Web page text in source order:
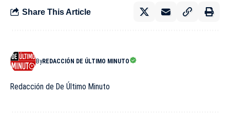
Share This Article
ByREDACCIÓN DE ÚLTIMO MINUTO
Redacción de De Último Minuto